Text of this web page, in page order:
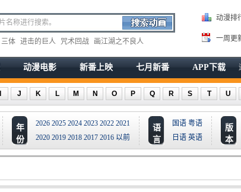
三体 进击的巨人 咒术回战 画江湖之不良人
动漫排
一周更
动漫电影 新番上映 七月新番 APP下载
J K L M N O P Q R S T U
年
份
2026 2025 2024 2023 2022 2021
2020 2019 2018 2017 2016 以前
语
言
国语 粤语
日语 英语
版
本